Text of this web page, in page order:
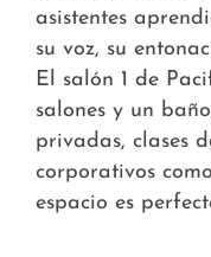
asistentes
su voz, su
El salón 1 de
salones y un
privadas, clases
corporativos
espacio es